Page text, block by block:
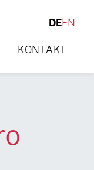
DEEN
KONTAKT